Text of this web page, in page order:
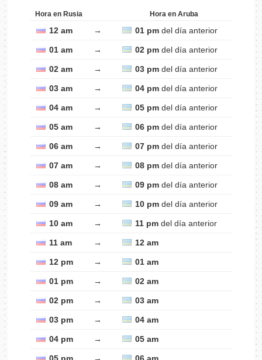
Hora en Rusia Hora en Aruba
12 am → 01 pmdel día anterior
01 am → 02 pmdel día anterior
02 am → 03 pmdel día anterior
03 am → 04 pmdel día anterior
04 am → 05 pmdel día anterior
05 am → 06 pmdel día anterior
06 am → 07 pmdel día anterior
07 am → 08 pmdel día anterior
08 am → 09 pmdel día anterior
09 am → 10 pmdel día anterior
10 am → 11 pmdel día anterior
11 am → 12 am
12 pm → 01 am
01 pm → 02 am
02 pm → 03 am
03 pm → 04 am
04 pm → 05 am